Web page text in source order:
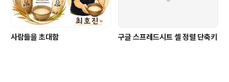
사람들을 초대함 구글 스프레드시트 셀 정렬 단축키